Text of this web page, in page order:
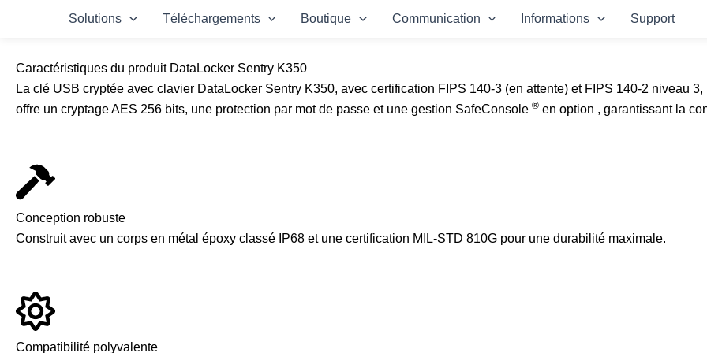
Solutions Téléchargements Boutique Communication Informations Support
Caractéristiques du produit DataLocker Sentry K350
La clé USB cryptée avec clavier DataLocker Sentry K350, avec certification FIPS 140-3 (en attente) et FIPS 140-2 niveau 3,
offre un cryptage AES 256 bits, une protection par mot de passe et une gestion SafeConsole ® en option , garantissant la
Conception robuste
Construit avec un corps en métal époxy classé IP68 et une certification MIL-STD 810G pour une durabilité maximale.
Compatibilité polyvalente